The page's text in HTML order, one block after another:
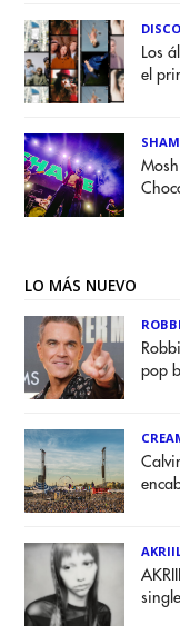
Los
el
LO MÁS NUEVO
pop